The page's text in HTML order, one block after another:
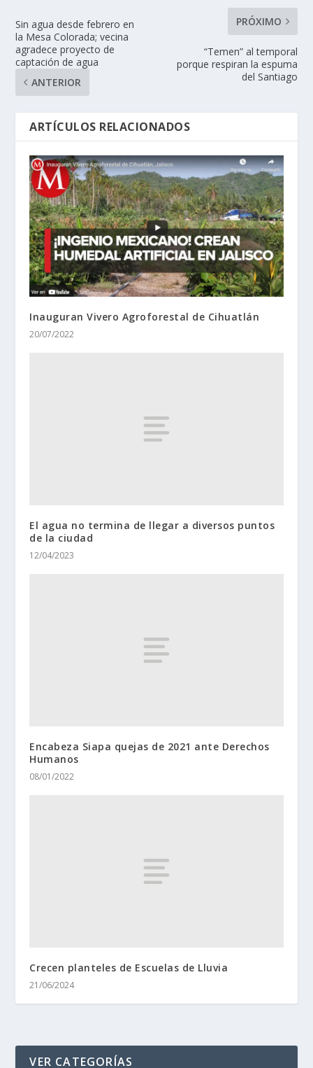
Sin agua desde febrero en
la Mesa Colorada; vecina
agradece proyecto de
captación de agua
ANTERIOR
PRÓXIMO
“Temen” al temporal
porque respiran la espuma
del Santiago
ARTÍCULOS RELACIONADOS
Inauguran Vivero Agroforestal de Cihuatlán
20/07/2022
El agua no termina de llegar a diversos puntos
de la ciudad
12/04/2023
Encabeza Siapa quejas de 2021 ante Derechos
Humanos
08/01/2022
Crecen planteles de Escuelas de Lluvia
21/06/2024
VER CATEGORÍAS